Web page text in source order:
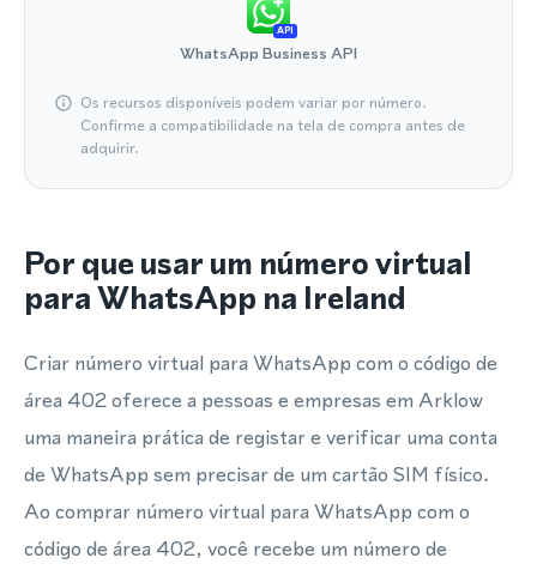
API
WhatsApp Business API
Os recursos disponíveis podem variar por número.
Confirme a compatibilidade na tela de compra antes de
adquirir.
Por que usar um número virtual
para WhatsApp na Ireland
Criar número virtual para WhatsApp com o código de
área 402 oferece a pessoas e empresas em Arklow
uma maneira prática de registar e verificar uma conta
de WhatsApp sem precisar de um cartão SIM físico.
Ao comprar número virtual para WhatsApp com o
código de área 402, você recebe um número de